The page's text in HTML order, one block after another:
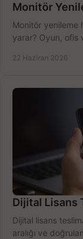
Monitör
Monitör yenileme
yarar? Oyun, ofis
22 Haziran 2026
Dijital Lisans
Dijital lisans
aralığı ve